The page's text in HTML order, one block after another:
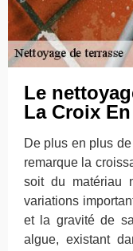
Le
La Croix
De plus en plus
remarque la
soit du matériau
variations
et la gravité de
algue, existant